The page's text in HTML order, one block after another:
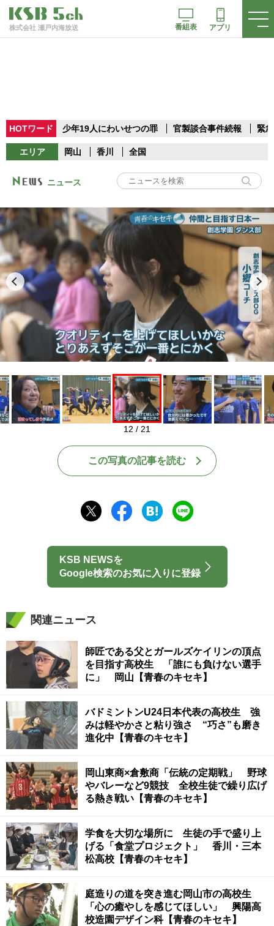
株式会社 瀬戸内海放送 番組表 アプリ
HOTワード 少年19人にわいせつの罪 官製談合事件続報 緊
エリア 岡山 香川 全国
ニュース
Play
12 / 21
この写真の記事を読む
KSB NEWSを
Google検索のお気に入りに登録
関連ニュース
師匠である父とガールズケイリンの頂点
を目指す高校生 「誰にも負けない選手
に」 岡山【青春のキセキ】
バドミントンU24日本代表の高校生 強
みは軽やかさと粘り強さ “巧さ”も磨き
進化中【青春のキセキ】
岡山東商×倉敷商「伝統の定期戦」 野球
やバレーなど9競技 全校生徒で繰り広げ
る熱き戦い【青春のキセキ】
学食を大切な場所に 生徒の手で盛り上
げる「食堂プロジェクト」 香川・三本
松高校【青春のキセキ】
庭造りの道を突き進む岡山市の高校生
「心の癒やしを感じてほしい」 興陽高
校造園デザイン科【青春のキセキ】